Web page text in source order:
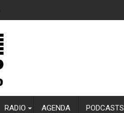
RADIO AGENDA PODCASTS